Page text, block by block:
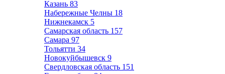
Казань 83
Набережные Челны 18
Нижнекамск 5
Самарская область 157
Самара 97
Тольятти 34
Новокуйбышевск 9
Свердловская область 151